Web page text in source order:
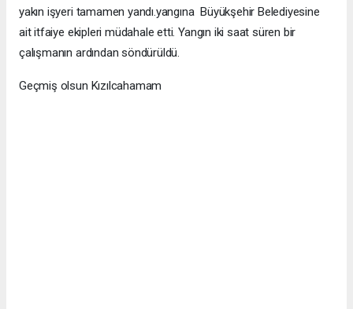
yakın işyeri tamamen yandı.yangına Büyükşehir Belediyesine
ait itfaiye ekipleri müdahale etti. Yangın iki saat süren bir
çalışmanın ardından söndürüldü.
Geçmiş olsun Kızılcahamam